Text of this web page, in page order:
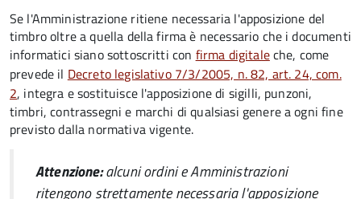
Se l'Amministrazione ritiene necessaria l'apposizione del
timbro oltre a quella della firma è necessario che i documenti
informatici siano sottoscritti con firma digitaleche, come
prevede il Decreto legislativo 7/3/2005, n. 82, art. 24, com.
2, integra e sostituisce l'apposizione di sigilli, punzoni,
timbri, contrassegni e marchi di qualsiasi genere a ogni fine
previsto dalla normativa vigente.
Attenzione:alcuni ordini e Amministrazioni
ritengono strettamente necessaria l'apposizione